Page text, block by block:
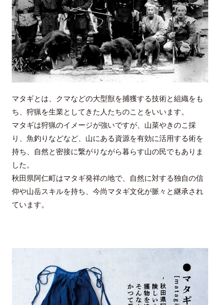
マタギとは、クマなどの大型獣を捕獲する技術と組織をも
ち、狩猟を生業としてきた人たちのことをいいます。
マタギは狩猟のイメージが強いですが、山菜やきのこ採
り、魚釣りなどなど、山にある資源を有効に活用する術を
持ち、自然と密接に繋がりながら暮らす山の民でもありま
した。
秋田県阿仁町はマタギ発祥の地で、自然に対する独自の信
仰や山岳スキルを持ち、今尚マタギ文化が脈々と継承され
ています。